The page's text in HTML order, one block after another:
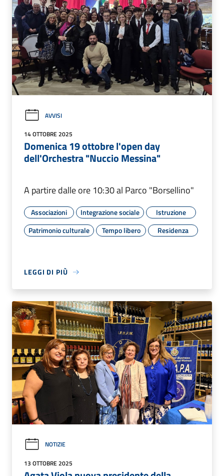
AVVISI
14 OTTOBRE 2025
Domenica 19 ottobre l'open day
dell'Orchestra "Nuccio Messina"
A partire dalle ore 10:30 al Parco "Borsellino"
Associazioni Integrazione sociale
Istruzione
Patrimonio culturale
Tempo libero Residenza
LEGGI DI PIÙ
NOTIZIE
13 OTTOBRE 2025